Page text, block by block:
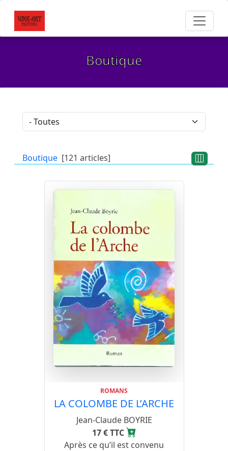
Boutique
Boutique [121 articles]
ROMANS
LA COLOMBE DE L’ARCHE
Jean-Claude BOYRIE
17 € TTC
Après ce qu’il est convenu